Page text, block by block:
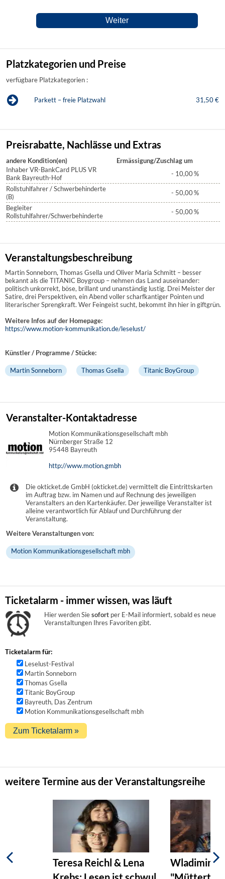
Platzkategorien und Preise
verfügbare Platzkategorien :
Parkett – freie Platzwahl 31,50 €
Preisrabatte, Nachlässe und Extras
andere Kondition(en)
Ermässigung/Zuschlag um
Inhaber VR-BankCard PLUS VR
Bank Bayreuth-Hof
- 10,00%
Rollstuhlfahrer / Schwerbehinderte
(B)
- 50,00%
Begleiter
Rollstuhlfahrer/Schwerbehinderte
- 50,00%
Veranstaltungsbeschreibung
Martin Sonneborn, Thomas Gsella und Oliver Maria Schmitt – besser
bekannt als die TITANIC Boygroup – nehmen das Land auseinander:
politisch unkorrekt, böse, brillant und unanständig lustig. Drei Meister der
Satire, drei Perspektiven, ein Abend voller scharfkantiger Pointen und
literarischer Sprengkraft. Wer Feingeist sucht, bekommt ihn hier in giftgrün.
Weitere Infos auf der Homepage:
https://www.motion-kommunikation.de/leselust/
Künstler / Programme / Stücke:
Martin Sonneborn Thomas Gsella Titanic BoyGroup
Veranstalter-Kontaktadresse
Motion Kommunikationsgesellschaft mbh
Nürnberger Straße 12
95448 Bayreuth
http://www.motion.gmbh
Die okticket.de GmbH (okticket.de) vermittelt die Eintrittskarten
im Auftrag bzw. im Namen und auf Rechnung des jeweiligen
Veranstalters an den Kartenkäufer. Der jeweilige Veranstalter ist
alleine verantwortlich für Ablauf und Durchführung der
Veranstaltung.
Weitere Veranstaltungen von:
Motion Kommunikationsgesellschaft mbh
Ticketalarm - immer wissen, was läuft
Hier werden Siesofort per E-Mail informiert, sobald es neue
Veranstaltungen Ihres Favoriten gibt.
Ticketalarm für:
Leselust-Festival
Martin Sonneborn
Thomas Gsella
Titanic BoyGroup
Bayreuth, Das Zentrum
Motion Kommunikationsgesellschaft mbh
weitere Termine aus der Veranstaltungsreihe
Teresa Reichl & Lena
Wladimir